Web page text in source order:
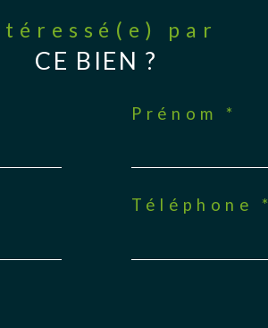
par
CE BIEN ?
Prénom *
Téléphone *